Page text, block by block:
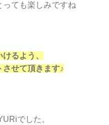
ても楽しみですね
るよう、
せて頂きます♪
でした。